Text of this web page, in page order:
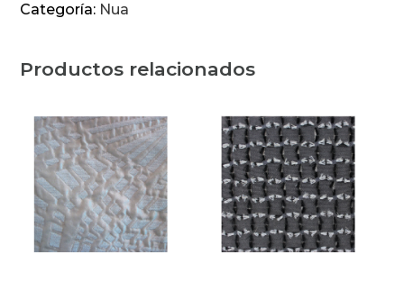
Categoría: Nua
Productos relacionados